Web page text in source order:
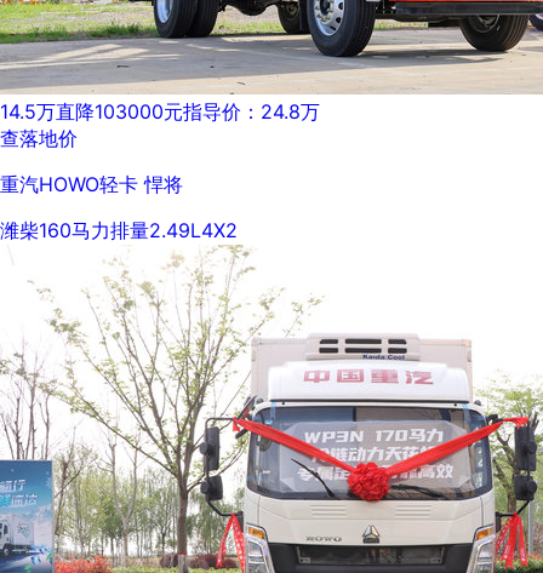
14.5万直降103000元指导价：24.8万
查落地价
重汽HOWO轻卡 悍将
潍柴160马力排量2.49L4X2